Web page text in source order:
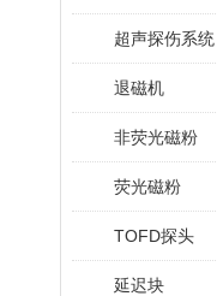
超声探伤系统
退磁机
非荧光磁粉
荧光磁粉
TOFD探头
延迟块